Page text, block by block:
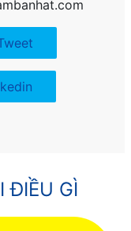
ĐIỀU GÌ